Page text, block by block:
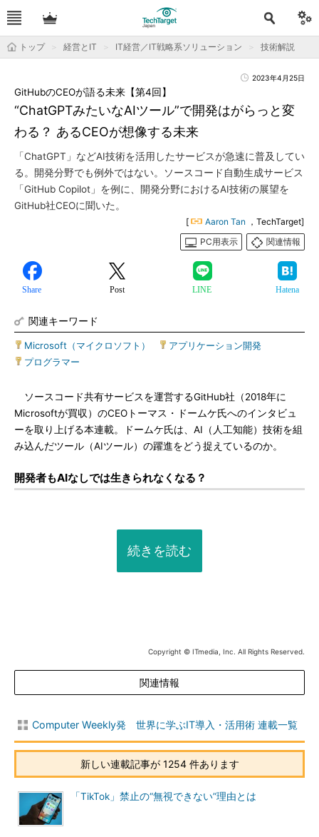
トップ 経営とIT IT経営／IT戦略系ソリューション 技術解説
2023年4月25日
“ChatGPTみたいなAIツール”で開発はがらっと変
わる？ あるCEOが想像する未来
GitHubのCEOが語る未来【第4回】
「ChatGPT」などAI技術を活用したサービスが急速に普及してい
る。開発分野でも例外ではない。ソースコード自動生成サービス
「GitHub Copilot」を例に、開発分野におけるAI技術の展望を
GitHub社CEOに聞いた。
[ Aaron Tan ，TechTarget]
PC用表示
関連情報
Share Post LINE Hatena
関連キーワード
Microsoft（マイクロソフト） アプリケーション開発
プログラマー
ソースコード共有サービスを運営するGitHub社（2018年に
Microsoftが買収）のCEOトーマス・ドームケ氏へのインタビュ
ーを取り上げる本連載。ドームケ氏は、AI（人工知能）技術を組
み込んだツール（AIツール）の躍進をどう捉えているのか。
開発者もAIなしでは生きられなくなる？
続きを読む
Copyright © ITmedia, Inc. All Rights Reserved.
関連情報
Computer Weekly発 世界に学ぶIT導入・活用術 連載一覧
新しい連載記事が 1254 件あります
「TikTok」禁止の“無視できない”理由とは